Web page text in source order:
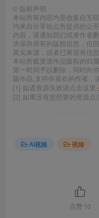
© 版权声明
本站所有内容均是收集自互
均来自分享站点所提供的公
内容，请通知我们或者作者
求保存原有的版权信息，但
真实来源，或者已将原有信
本站所载资源作品版权的归
第一时间予以删除，同时向
版作品,支持你喜欢的作者，
[1] 如遇资源失效请点击这里-
[2] 如果没有您想要的资源点
AI视频 视频
点赞 10